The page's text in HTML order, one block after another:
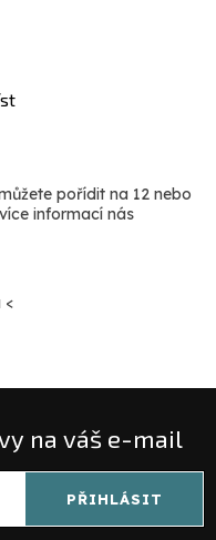
pořídit na 12 nebo
informací nás
<
na váš e-mail
PŘIHLÁSIT